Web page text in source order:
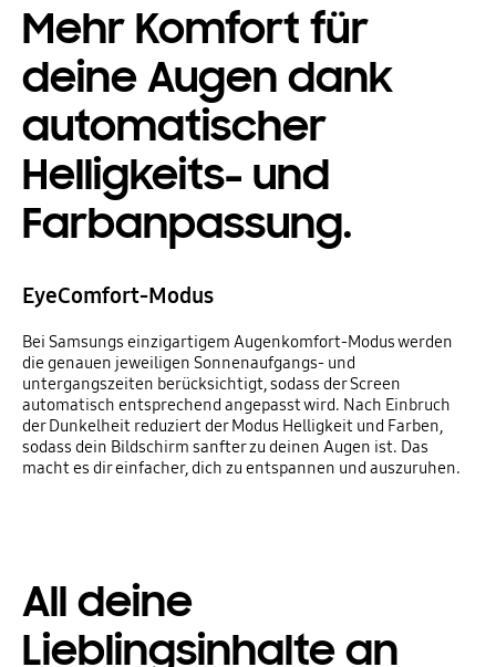
Mehr Komfort für
deine Augen dank
automatischer
Helligkeits- und
Farbanpassung.
EyeComfort-Modus
Bei Samsungs einzigartigem Augenkomfort-Modus werden
die genauen jeweiligen Sonnenaufgangs- und
untergangszeiten berücksichtigt, sodass der Screen
automatisch entsprechend angepasst wird. Nach Einbruch
der Dunkelheit reduziert der Modus Helligkeit und Farben,
sodass dein Bildschirm sanfter zu deinen Augen ist. Das
macht es dir einfacher, dich zu entspannen und auszuruhen.
All deine
Lieblingsinhalte an